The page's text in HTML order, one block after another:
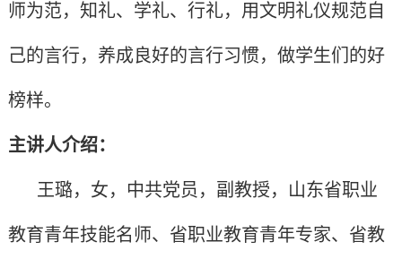
师为范，知礼、学礼、行礼，用文明礼仪规范自
己的言行，养成良好的言行习惯，做学生们的好
榜样。
主讲人介绍：
王璐， 女，中共党员，副教授，山东省职业
教育青年技能名师、省职业教育青年专家、省教